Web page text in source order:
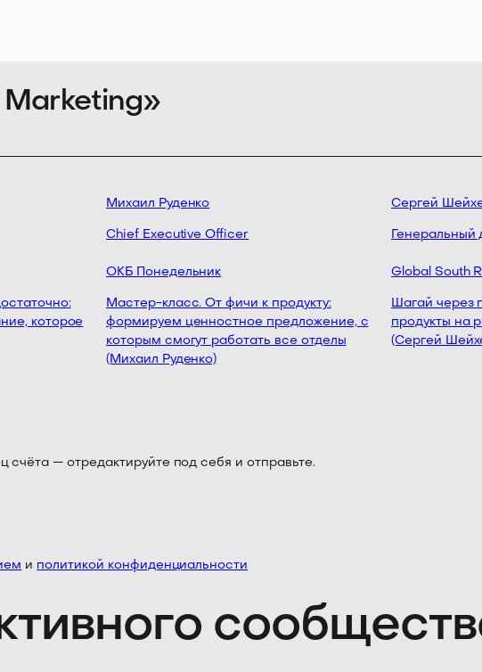
которое
Михаил Руденко
Chief Executive Officer
ОКБ Понедельник
Мастер-класс. От фичи к продукту:
формируем ценностное предложение, с
которым смогут работать все отделы
(Михаил Руденко)
Сергей
Генеральный
Global South
Шагай через
продукты на
(Сергей
— отредактируйте под себя и отправьте.
и политикой конфиденциальности